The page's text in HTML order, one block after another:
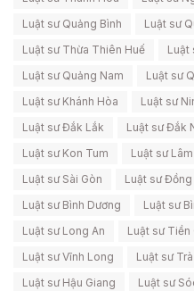
Luật sư Quảng Bình
Luật sư
Luật sư Thừa Thiên Huế
Luật
Luật sư Quảng Nam
Luật sư
Luật sư Khánh Hòa
Luật sư
Luật sư Đắk Lắk
Luật sư Đắk
Luật sư Kon Tum
Luật sư
Luật sư Sài Gòn
Luật sư Đồng
Luật sư Bình Dương
Luật sư
Luật sư Long An
Luật sư Tiền
Luật sư Vĩnh Long
Luật sư
Luật sư Hậu Giang
Luật sư